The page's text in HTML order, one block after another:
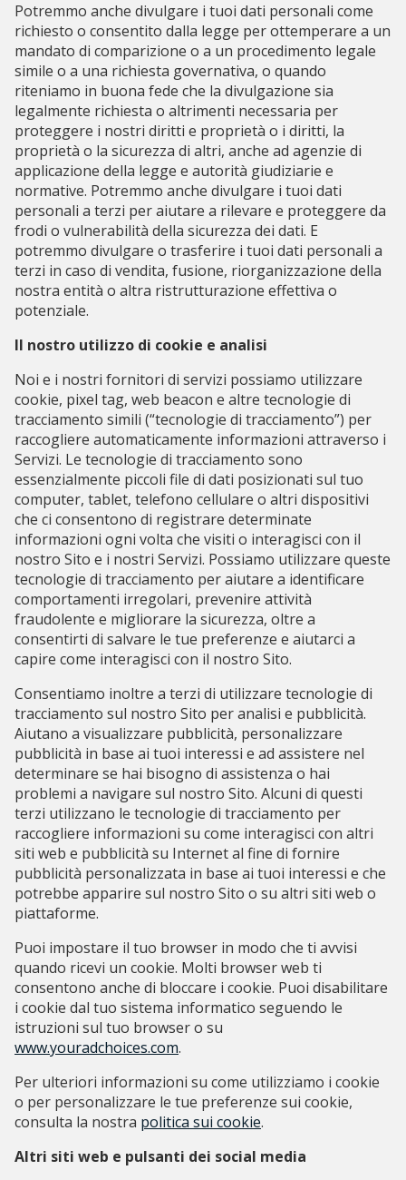
Potremmo anche divulgare i tuoi dati personali come
richiesto o consentito dalla legge per ottemperare a un
mandato di comparizione o a un procedimento legale
simile o a una richiesta governativa, o quando
riteniamo in buona fede che la divulgazione sia
legalmente richiesta o altrimenti necessaria per
proteggere i nostri diritti e proprietà o i diritti, la
proprietà o la sicurezza di altri, anche ad agenzie di
applicazione della legge e autorità giudiziarie e
normative. Potremmo anche divulgare i tuoi dati
personali a terzi per aiutare a rilevare e proteggere da
frodi o vulnerabilità della sicurezza dei dati. E
potremmo divulgare o trasferire i tuoi dati personali a
terzi in caso di vendita, fusione, riorganizzazione della
nostra entità o altra ristrutturazione effettiva o
potenziale.
Il nostro utilizzo di cookie e analisi
Noi e i nostri fornitori di servizi possiamo utilizzare
cookie, pixel tag, web beacon e altre tecnologie di
tracciamento simili (“tecnologie di tracciamento”) per
raccogliere automaticamente informazioni attraverso i
Servizi. Le tecnologie di tracciamento sono
essenzialmente piccoli file di dati posizionati sul tuo
computer, tablet, telefono cellulare o altri dispositivi
che ci consentono di registrare determinate
informazioni ogni volta che visiti o interagisci con il
nostro Sito e i nostri Servizi. Possiamo utilizzare queste
tecnologie di tracciamento per aiutare a identificare
comportamenti irregolari, prevenire attività
fraudolente e migliorare la sicurezza, oltre a
consentirti di salvare le tue preferenze e aiutarci a
capire come interagisci con il nostro Sito.
Consentiamo inoltre a terzi di utilizzare tecnologie di
tracciamento sul nostro Sito per analisi e pubblicità.
Aiutano a visualizzare pubblicità, personalizzare
pubblicità in base ai tuoi interessi e ad assistere nel
determinare se hai bisogno di assistenza o hai
problemi a navigare sul nostro Sito. Alcuni di questi
terzi utilizzano le tecnologie di tracciamento per
raccogliere informazioni su come interagisci con altri
siti web e pubblicità su Internet al fine di fornire
pubblicità personalizzata in base ai tuoi interessi e che
potrebbe apparire sul nostro Sito o su altri siti web o
piattaforme.
Puoi impostare il tuo browser in modo che ti avvisi
quando ricevi un cookie. Molti browser web ti
consentono anche di bloccare i cookie. Puoi disabilitare
i cookie dal tuo sistema informatico seguendo le
istruzioni sul tuo browser o su
www.youradchoices.com.
Per ulteriori informazioni su come utilizziamo i cookie
o per personalizzare le tue preferenze sui cookie,
consulta la nostra politica sui cookie.
Altri siti web e pulsanti dei social media